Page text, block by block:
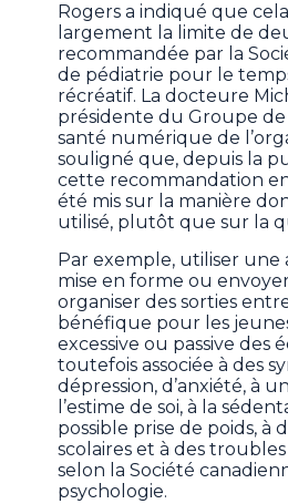
Rogers a indiqué que
largement la limite de
recommandée par la
de pédiatrie pour le
récréatif. La docteure
présidente du Groupe de
santé numérique de
souligné que, depuis la
cette recommandation en
été mis sur la manière
utilisé, plutôt que sur la
Par exemple, utiliser une
mise en forme ou
organiser des sorties
bénéfique pour les
excessive ou passive des
toutefois associée à des
dépression, d’anxiété, à
l’estime de soi, à la
possible prise de poids, à
scolaires et à des
selon la Société
psychologie.